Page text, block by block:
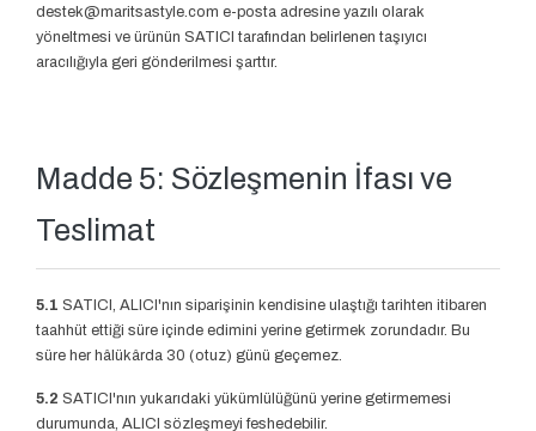
destek@maritsastyle.com e-posta adresine yazılı olarak
yöneltmesi ve ürünün SATICI tarafından belirlenen taşıyıcı
aracılığıyla geri gönderilmesi şarttır.
Madde 5: Sözleşmenin İfası ve
Teslimat
5.1 SATICI, ALICI'nın siparişinin kendisine ulaştığı tarihten itibaren
taahhüt ettiği süre içinde edimini yerine getirmek zorundadır. Bu
süre her hâlükârda 30 (otuz) günü geçemez.
5.2 SATICI'nın yukarıdaki yükümlülüğünü yerine getirmemesi
durumunda, ALICI sözleşmeyi feshedebilir.